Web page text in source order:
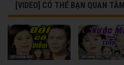
[VIDEO] CÓ THỂ BẠN QUAN TÂM